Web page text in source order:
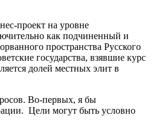
проект на уровне
как подчиненный и
пространства Русского
государства, взявшие курс
долей местных элит в
Во-первых, я бы
Цели могут быть условно